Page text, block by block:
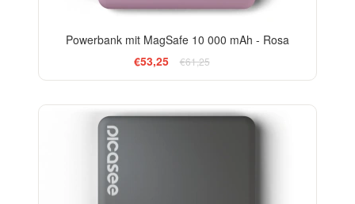
Powerbank mit MagSafe 10 000 mAh - Rosa
€53,25
€61,25